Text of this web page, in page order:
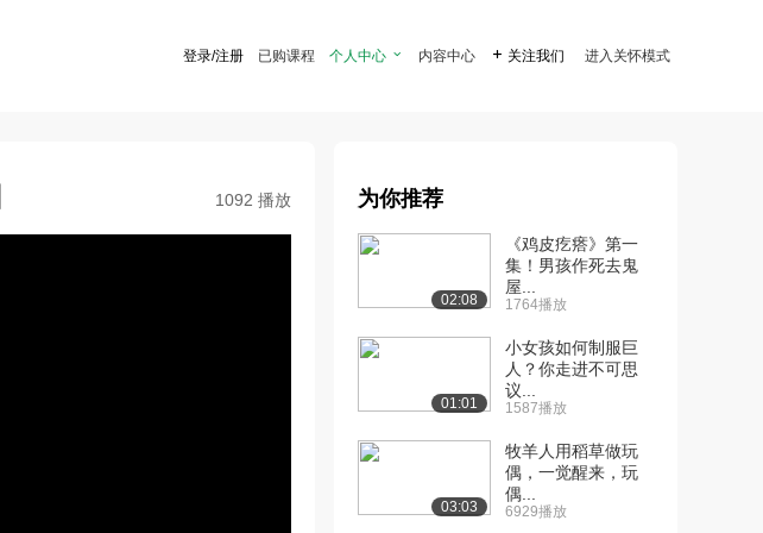
登录/注册 已购课程 个人中心  内容中心  关注我们 进入关怀模式
1092 播放 为你推荐
02:08
《鸡皮疙瘩》第一
集！男孩作死去鬼
屋...
1764播放
01:01
小女孩如何制服巨
人？你走进不可思
议...
1587播放
03:03
牧羊人用稻草做玩
偶，一觉醒来，玩
偶...
6929播放